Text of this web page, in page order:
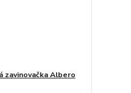
zavinovačka Albero